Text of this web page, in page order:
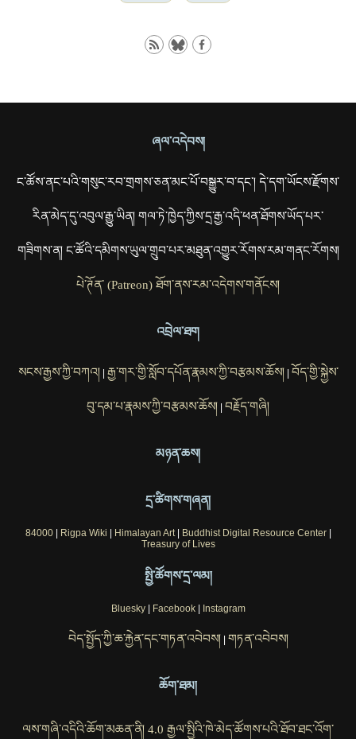
ཞལ་འདེབས།
ང་ཚོས་ནང་པའི་གསུང་རབ་གྲགས་ཅན་མང་པོ་བསྒྱུར་བ་དང་། དེ་དག་ཡོངས་རྫོགས་
རིན་མེད་དུ་འབུལ་རྒྱུ་ཡིན། གལ་ཏེ་ཁྱེད་ཀྱིས་དྲ་རྒྱ་འདི་ཕན་ཐོགས་ཡོད་པར་
གཟིགས་ན། ང་ཚོའི་དམིགས་ཡུལ་གྲུབ་པར་མཐུན་འགྱུར་རོགས་རམ་གནང་རོགས།
པེ་ཊོན་ (Patreon) ཐོག་ནས་རམ་འདེགས་གནོངས།
འབྲེལ་ཐག
སངས་རྒྱས་ཀྱི་བཀའ།| རྒྱ་གར་གྱི་སློབ་དཔོན་རྣམས་ཀྱི་བརྩམས་ཆོས།| བོད་གྱི་སྐྱེས་
བུ་དམ་པ་རྣམས་ཀྱི་བརྩམས་ཆོས། | བརྗོད་གཞི།
མཉན་ཆས།
དྲ་ཚིགས་གཞན།
84000| Rigpa Wiki | Himalayan Art| Buddhist Digital Resource Center|
Treasury of Lives
སྤྱི་ཚོགས་དྲ་ལམ།
Bluesky| Facebook| Instagram
བེད་སྤྱོད་ཀྱི་ཆ་རྐྱེན་དང་གཏན་འབེབས།| གཏན་འབེབས།
ཆོག་ཐམ།
ལས་གཞི་འདིའི་ཆོག་མཆན་ནི། 4.0 རྒྱལ་སྤྱིའི་ཁེ་མེད་ཚོགས་པའི་ཐོབ་ཐང་འོག་